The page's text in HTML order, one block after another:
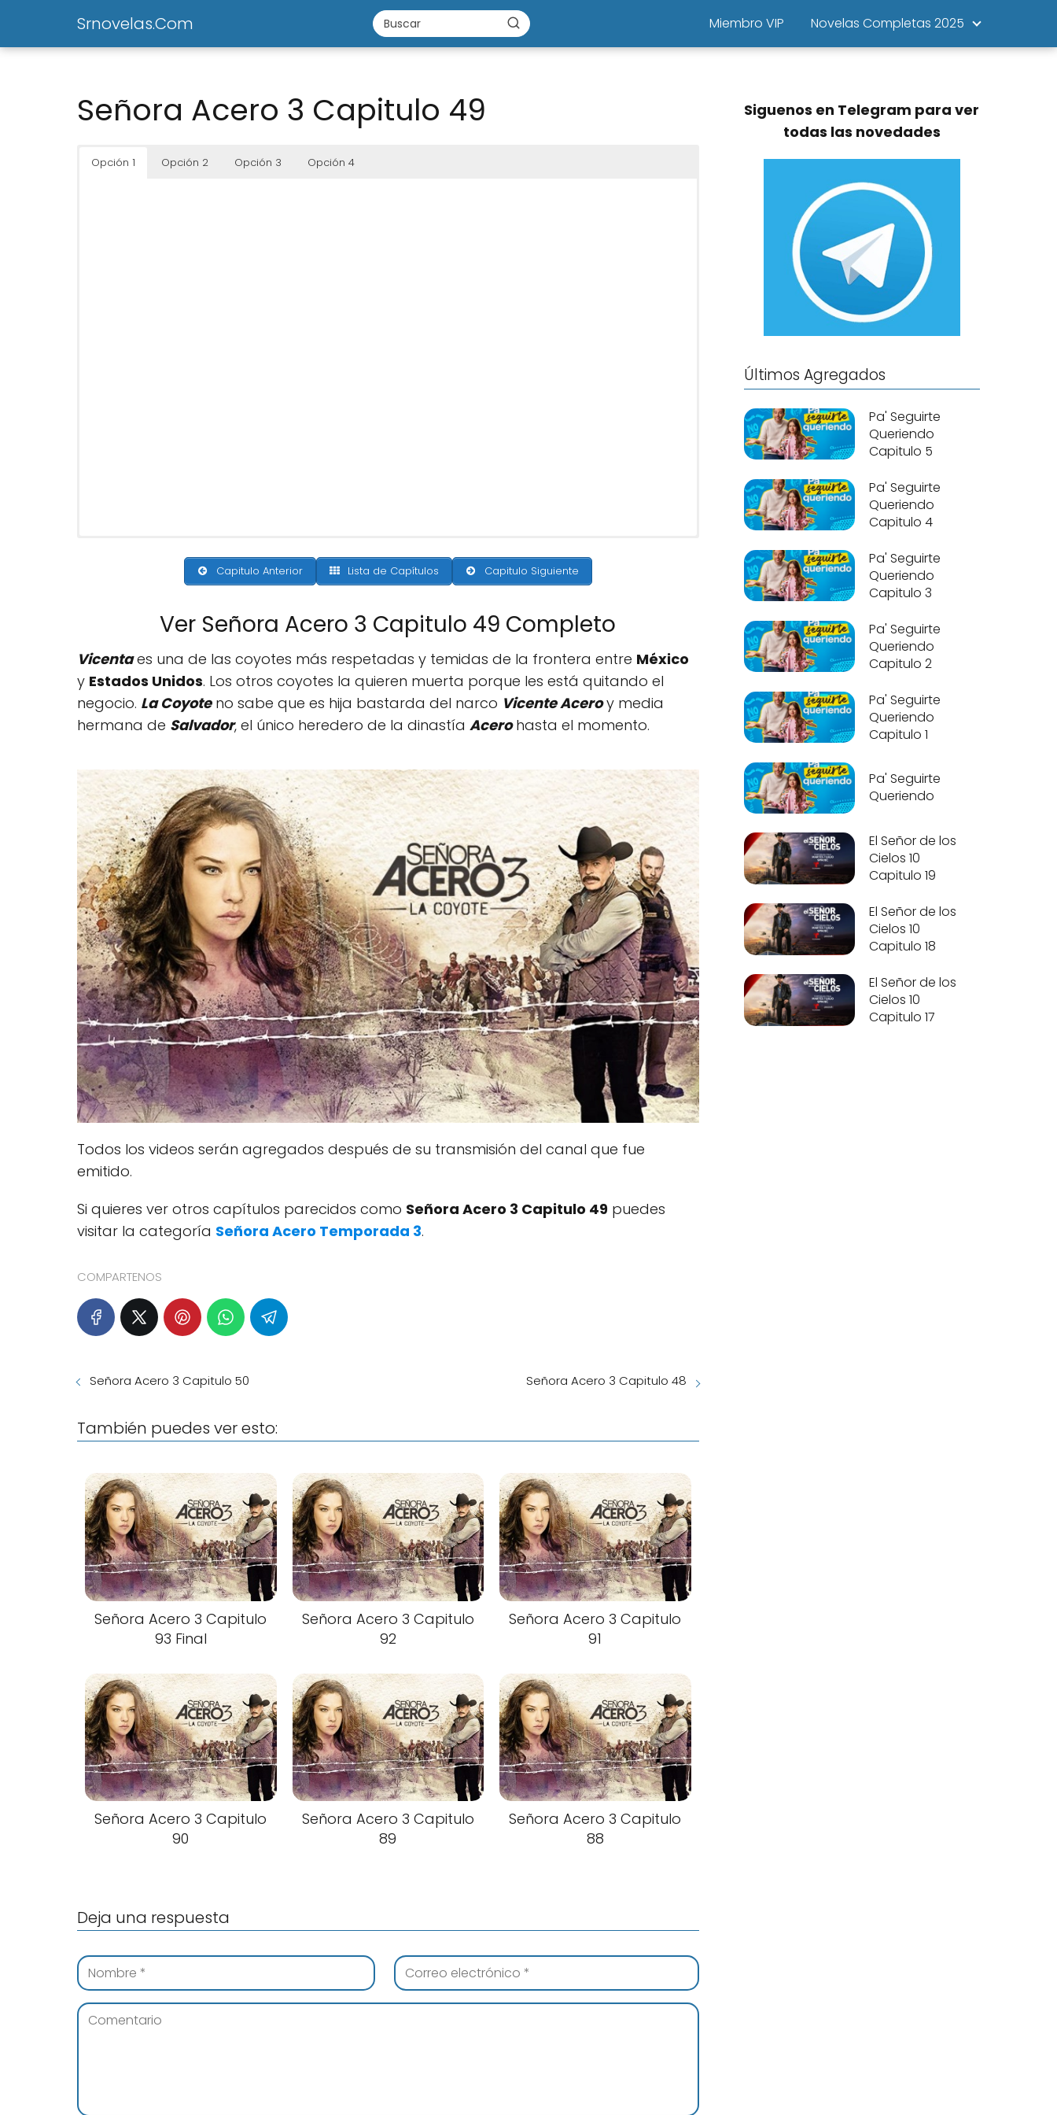
Srnovelas.Com Miembro VIP Novelas Completas 2025
Señora Acero 3 Capitulo 49
Opción 1 Opción 2 Opción 3 Opción 4
Capitulo Anterior Lista de Capítulos Capitulo Siguiente
Ver Señora Acero 3 Capitulo 49 Completo
Vicentaes una de las coyotes más respetadas y temidas de la frontera entre México
y Estados Unidos. Los otros coyotes la quieren muerta porque les está quitando el
negocio. La Coyoteno sabe que es hija bastarda del narco Vicente Aceroy media
hermana de Salvador, el único heredero de la dinastía Acerohasta el momento.
Todos los videos serán agregados después de su transmisión del canal que fue
emitido.
Si quieres ver otros capítulos parecidos como Señora Acero 3 Capitulo 49 puedes
visitar la categoría Señora Acero Temporada 3.
COMPARTENOS
Señora Acero 3 Capitulo 50 Señora Acero 3 Capitulo 48
También puedes ver esto:
Señora Acero 3 Capitulo
93 Final
Señora Acero 3 Capitulo
92
Señora Acero 3 Capitulo
91
Señora Acero 3 Capitulo
90
Señora Acero 3 Capitulo
89
Señora Acero 3 Capitulo
88
Deja una respuesta
Siguenos en Telegram para ver
todas las novedades
Últimos Agregados
Pa' Seguirte
Queriendo
Capitulo 5
Pa' Seguirte
Queriendo
Capitulo 4
Pa' Seguirte
Queriendo
Capitulo 3
Pa' Seguirte
Queriendo
Capitulo 2
Pa' Seguirte
Queriendo
Capitulo 1
Pa' Seguirte
Queriendo
El Señor de los
Cielos 10
Capitulo 19
El Señor de los
Cielos 10
Capitulo 18
El Señor de los
Cielos 10
Capitulo 17